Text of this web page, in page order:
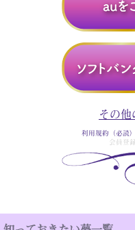
その
利用規約（必読）
会員登